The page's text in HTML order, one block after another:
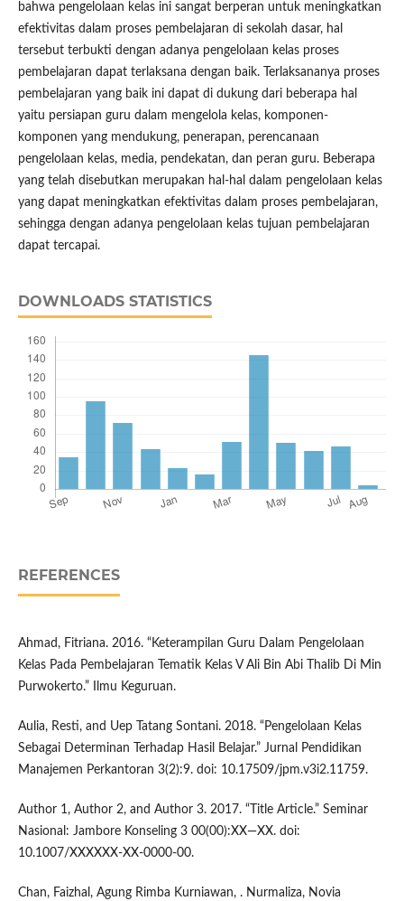
bahwa pengelolaan kelas ini sangat berperan untuk meningkatkan
efektivitas dalam proses pembelajaran di sekolah dasar, hal
tersebut terbukti dengan adanya pengelolaan kelas proses
pembelajaran dapat terlaksana dengan baik. Terlaksananya proses
pembelajaran yang baik ini dapat di dukung dari beberapa hal
yaitu persiapan guru dalam mengelola kelas, komponen-
komponen yang mendukung, penerapan, perencanaan
pengelolaan kelas, media, pendekatan, dan peran guru. Beberapa
yang telah disebutkan merupakan hal-hal dalam pengelolaan kelas
yang dapat meningkatkan efektivitas dalam proses pembelajaran,
sehingga dengan adanya pengelolaan kelas tujuan pembelajaran
dapat tercapai.
DOWNLOADS STATISTICS
REFERENCES
Ahmad, Fitriana. 2016. “Keterampilan Guru Dalam Pengelolaan
Kelas Pada Pembelajaran Tematik Kelas V Ali Bin Abi Thalib Di Min
Purwokerto.” Ilmu Keguruan.
Aulia, Resti, and Uep Tatang Sontani. 2018. “Pengelolaan Kelas
Sebagai Determinan Terhadap Hasil Belajar.” Jurnal Pendidikan
Manajemen Perkantoran 3(2):9. doi: 10.17509/jpm.v3i2.11759.
Author 1, Author 2, and Author 3. 2017. “Title Article.” Seminar
Nasional: Jambore Konseling 3 00(00):XX—XX. doi:
10.1007/XXXXXX-XX-0000-00.
Chan, Faizhal, Agung Rimba Kurniawan, . Nurmaliza, Novia